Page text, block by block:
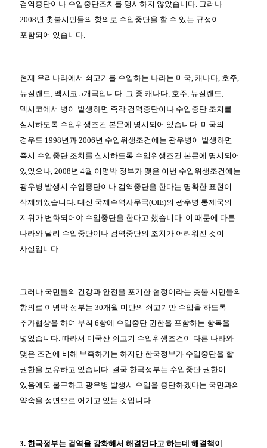
검역중단이나 수입중단조치를 명시하지 않았습니다. 그러나
2008년 촛불시민들의 항의로 수입중단을 할 수 있는 규정이
포함되어 있습니다.
현재 우리나라에서 쇠고기를 수입하는 나라는 미국, 캐나다, 호주,
뉴질랜드, 멕시코 5개국입니다. 그 중 캐나다, 호주, 뉴질랜드,
멕시코에서 병이 발생하면 즉각 검역중단이나 수입중단 조치를
실시하도록 수입위생조건 본문에 명시되어 있습니다. 미국의
경우도 1998년과 2006년 수입위생조건에는 광우병이 발생하면
즉시 수입중단 조치를 실시하도록 수입위생조건 본문에 명시되어
있었으나, 2008년 4월 이명박 정부가 맺은 이번 수입위생조건에는
광우병 발생시 수입중단이나 검역중단을 한다는 명확한 표현이
삭제되었습니다. 대신 국제수역사무국(OIE)의 광우병 통제국의
지위가 변화되어야 수입중단을 한다고 했습니다. 이 때문에 다른
나라와 달리 수입중단이나 검역중단의 조치가 어려워진 것이
사실입니다.
그러나 국민들의 건강과 안전을 포기한 협정이라는 촛불 시민들의
항의로 이명박 정부는 30개월 미만의 쇠고기만 수입을 하도록
추가협상을 하여 부칙 6항에 수입중단 권한을 포함하는 항목을
넣었습니다. 따라서 미국산 쇠고기 수입위생조건이 다른 나라와
맺은 조건에 비해 부족하기는 하지만 한국정부가 수입중단을 할
권한을 보유하고 있습니다. 결국 한국정부는 수입중단 권한이
있음에도 불구하고 광우병 발생시 수입을 중단하겠다는 국민과의
약속을 정면으로 어기고 있는 것입니다.
3. 한국정부는 검역을 강화해서 해결된다고 하는데 해결책이